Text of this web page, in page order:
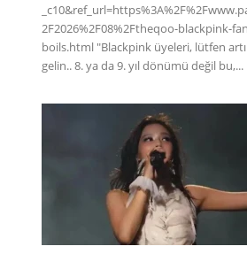
2F2026%2F08%2Ftheqoo-blackpink-
boils.html "Blackpink üyeleri, lütfen
gelin.. 8. ya da 9. yıl dönümü değil bu,...